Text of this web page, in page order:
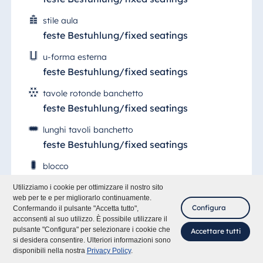
Utilizziamo i cookie per ottimizzare il nostro sito
web per te e per migliorarlo continuamente.
Confermando il pulsante "Accetta tutto",
acconsenti al suo utilizzo. È possibile utilizzare il
pulsante "Configura" per selezionare i cookie che
si desidera consentire. Ulteriori informazioni sono
disponibili nella nostra Privacy Policy.
Configura
Accettare tutti
stile aula
feste Bestuhlung/fixed seatings
u-forma esterna
feste Bestuhlung/fixed seatings
tavole rotonde banchetto
feste Bestuhlung/fixed seatings
lunghi tavoli banchetto
feste Bestuhlung/fixed seatings
blocco
altezza
3,30 m
Dimensioni porta (w / h)
1,18 m